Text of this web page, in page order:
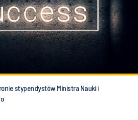
stypendystów Ministra Nauki i